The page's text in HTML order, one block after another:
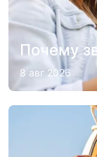
Почему
8 авг 2026